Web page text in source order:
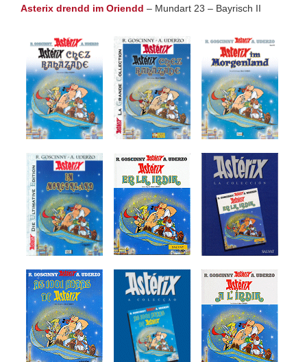
Asterix drendd im Oriendd – Mundart 23 – Bayrisch II